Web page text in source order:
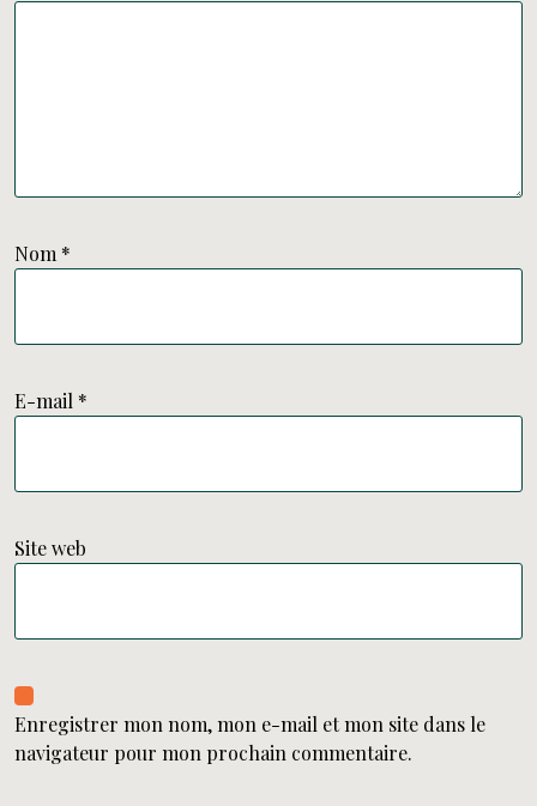
Nom *
E-mail *
Site web
Enregistrer mon nom, mon e-mail et mon site dans le
navigateur pour mon prochain commentaire.